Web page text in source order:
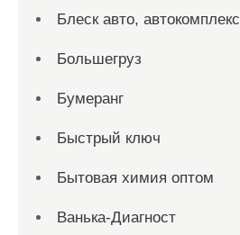
Блеск авто, автокомплекс
Большегруз
Бумеранг
Быстрый ключ
Бытовая химия оптом
Ванька-Диагност